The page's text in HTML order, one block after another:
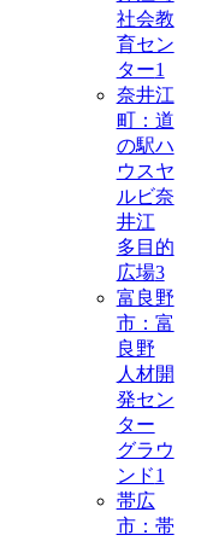
社会教
育セン
ター1
奈井江
町：道
の駅ハ
ウスヤ
ルビ奈
井江
多目的
広場3
富良野
市：富
良野
人材開
発セン
ター
グラウ
ンド1
帯広
市：帯